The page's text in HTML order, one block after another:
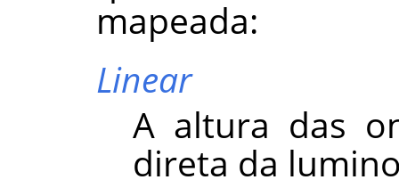
mapeada:
Linear
A altura das
direta da